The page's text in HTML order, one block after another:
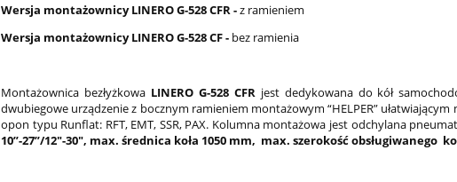
Wersja montażownicy LINERO G-528 CFR -z ramieniem
Wersja montażownicy LINERO G-528 CF - bez ramienia
Montażownica bezłyżkowa LINERO G-528 CFR jest dedykowana do kół
dwubiegowe urządzenie z bocznym ramieniem montażowym “HELPER”
opon typu Runflat: RFT, EMT, SSR, PAX. Kolumna montażowa jest odchylana
10”-27”/12"-30", max. średnica koła 1050 mm, max. szerokość obsługiwanego